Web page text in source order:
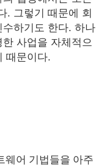
. 그렇기 때문에 회
하기도 한다. 하나
사업을 자체적으
때문이다.
웨어 기법들을 아주